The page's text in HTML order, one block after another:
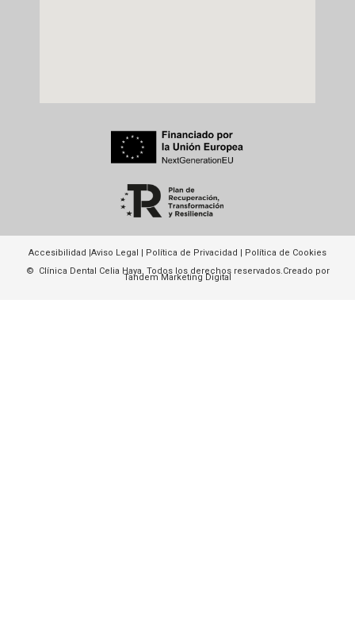
Accesibilidad Aviso Legal Política de Privacidad
Política de Cookies
© Clínica Dental Celia Haya. Todos los derechos reservados.Creado por
Tandem Marketing Digital